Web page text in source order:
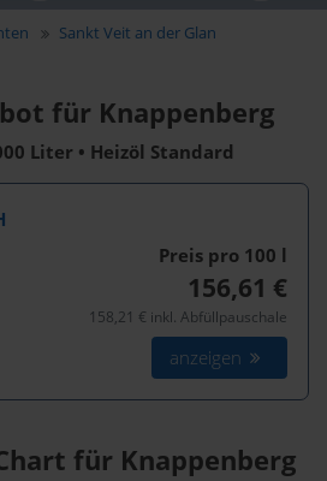
Sankt Veit an der Glan
für Knappenberg
Liter • Heizöl Standard
Preis pro 100 l
156,61 €
158,21 € inkl. Abfüllpauschale
anzeigen
für Knappenberg